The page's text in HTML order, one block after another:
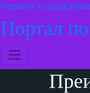
Перейти к
Портал